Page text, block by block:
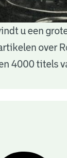
u een
over
4000 titels